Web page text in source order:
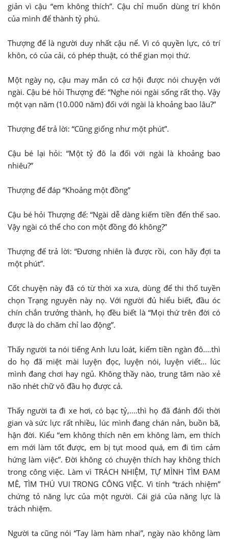
giản vì cậu “em không thích”. Cậu chỉ muốn dùng trí khôn
của mình để thành tỷ phú.
Thượng đế là người duy nhất cậu nể. Vì có quyền lực, có trí
khôn, có của cải, có phép thuật, có thế gian mọi thứ.
Một ngày nọ, cậu may mắn có cơ hội được nói chuyện với
ngài. Cậu bé hỏi Thượng đế: “Nghe nói ngài sống rất thọ. Vậy
một vạn năm (10.000 năm) đối với ngài là khoảng bao lâu?”
Thượng đế trả lời: “Cũng giống như một phút”.
Cậu bé lại hỏi: “Một tỷ đô la đối với ngài là khoảng bao
nhiêu?”
Thượng đế đáp “Khoảng một đồng”
Cậu bé hỏi Thượng đế: “Ngài dễ dàng kiếm tiền đến thế sao.
Vậy ngài có thể cho con một đồng đó không?”
Thượng đế trả lời: “Đương nhiên là được rồi, con hãy đợi ta
một phút”.
Cốt chuyện này đã có từ thời xa xưa, dùng để thi thố tuyền
chọn Trạng nguyên này nọ. Với người đủ hiểu biết, đầu óc
chín chắn trưởng thành, họ đều biết là “Mọi thứ trên đời có
được là do chăm chỉ lao động”.
Thấy người ta nói tiếng Anh lưu loát, kiếm tiền ngàn đô....thì
do họ đã miệt mài luyện đọc, luyện nói, luyện viết... lúc
mình đang chơi hay ngủ. Không thầy nào, trung tâm nào xẻ
não nhét chữ vô đầu họ được cả.
Thấy người ta đi xe hơi, có bạc tỷ,....thì họ đã đánh đổi thời
gian và sức lực rất nhiều, lúc mình đang chán nản, buồn bã,
hận đời. Kiểu “em không thích nên em không làm, em thích
em mới làm tốt được, em bị tụt mood quá, em đi tìm cảm
hứng làm việc”. Đời không có chuyện thích hay không thích
trong công việc. Làm vì TRÁCH NHIỆM, TỰ MÌNH TÌM ĐAM
MÊ, TÌM THÚ VUI TRONG CÔNG VIỆC. Vì tính “trách nhiệm”
chứng tỏ năng lực của một người. Cái giá của năng lực là
trách nhiệm.
Người ta cũng nói “Tay làm hàm nhai”, ngày nào không làm